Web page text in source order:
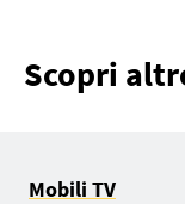
Scopri
Mobili TV